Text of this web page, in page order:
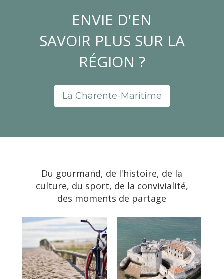
ENVIE D'EN
SAVOIR PLUS SUR LA
RÉGION ?
La Charente-Maritime
Du gourmand, de l'histoire, de la
culture, du sport, de la convivialité,
des moments de partage